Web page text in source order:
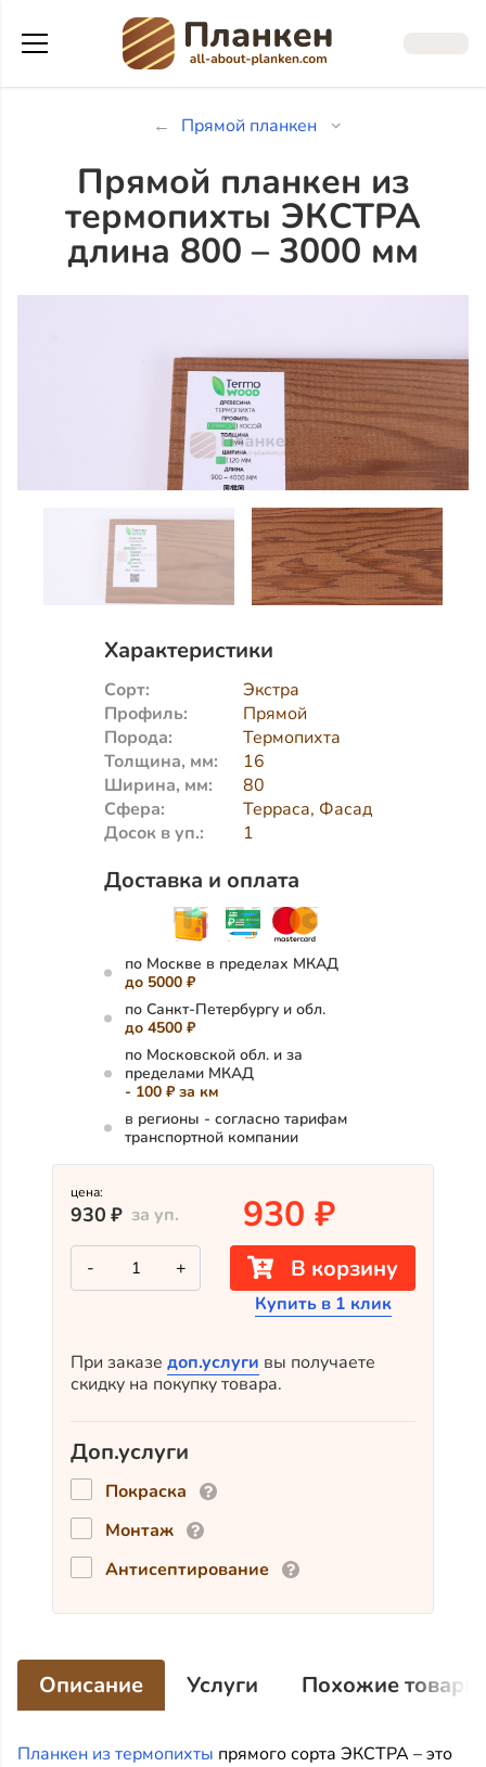
Прямой планкен
Прямой планкен из
термопихты ЭКСТРА
длина 800 – 3000 мм
Характеристики
Сорт:
Экстра
Профиль:
Прямой
Порода:
Термопихта
Толщина, мм:
16
Ширина, мм:
80
Сфера:
Терраса, Фасад
Досок в уп.:
1
Доставка и оплата
по Москве в пределах МКАД
до 5000 ₽
по Санкт-Петербургу и обл.
до 4500 ₽
по Московской обл. и за
пределами МКАД
- 100 ₽ за км
в регионы - согласно тарифам
транспортной компании
цена:
930 ₽ за уп. 930 ₽
-
Количество
товара
Прямой
ЭКСТРА
длина
800
3000
мм
+ В корзину
Купить в 1 клик
При заказе доп.услуги вы получаете
скидку на покупку товара.
Доп.услуги
Покраска
Монтаж
Антисептирование
Описание Услуги Похожие товары
Планкен из термопихты прямого сорта ЭКСТРА – это